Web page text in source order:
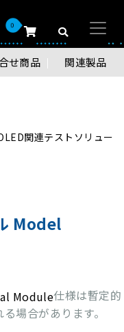
0
せ商品 関連製品
関連テストソリュー
Model
仕様は暫定的
場合があります。